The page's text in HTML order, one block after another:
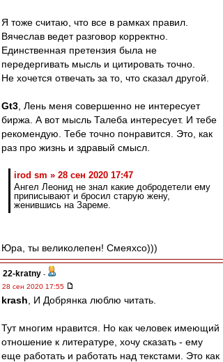
Я тоже считаю, что все в рамках правил.
Вячеслав ведет разговор корректно.
Единственная претензия была не
передергивать мысль и цитировать точно.
Не хочется отвечать за то, что сказал другой.
Gt3 , Лень меня совершенно не интересует
биржа. А вот мысль Талеба интересует. И тебе
рекомендую. Тебе точно понравится. Это, как
раз про жизнь и здравый смысл.
irod sm » 28 сен 2020 17:47
Ангел Леонид не знал какие добродетели ему
приписывают и бросил старую жену,
женившись на Зареме.
Юра, ты великолепен! Смеяхсо)))
22-kratny -
28 сен 2020 17:55
krash , И Добрянка люблю читать.
Тут многим нравится. Но как человек имеющий
отношение к литературе, хочу сказать - ему
еще работать и работать над текстами. Это как